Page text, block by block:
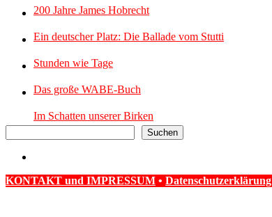
200 Jahre James Hobrecht
Ein deutscher Platz: Die Ballade vom Stutti
Stunden wie Tage
Das große WABE-Buch
Im Schatten unserer Birken
Suchen
KONTAKT und IMPRESSUM • Datenschutzerklärung